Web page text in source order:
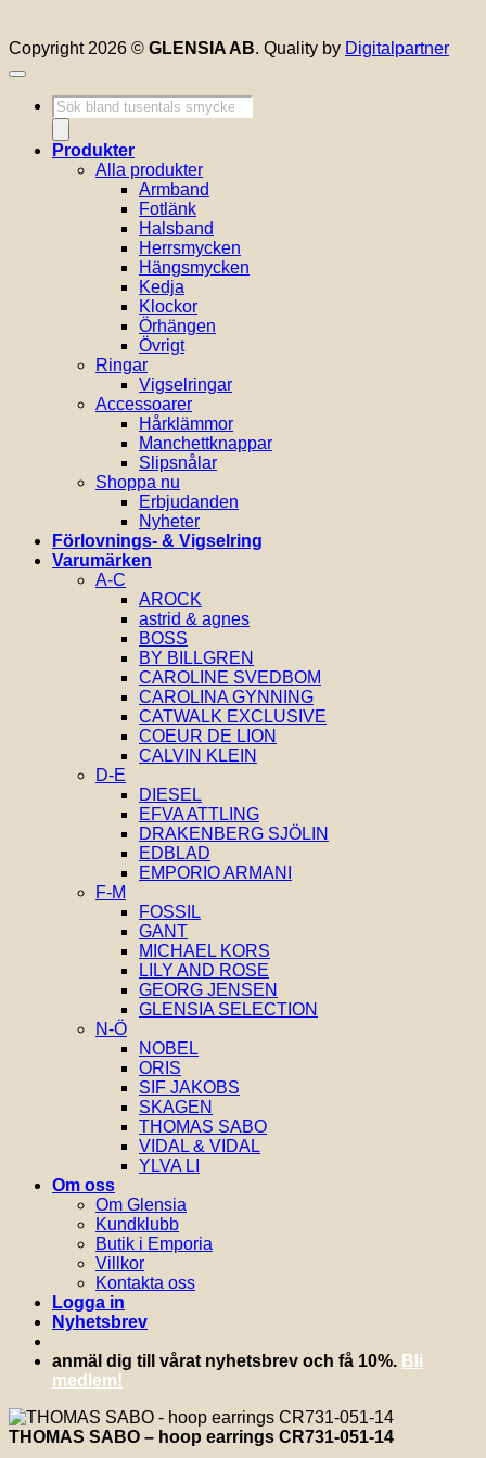
Copyright 2026 © GLENSIA AB. Quality by Digitalpartner
Produktsökning
Produkter
Alla produkter
Armband
Fotlänk
Halsband
Herrsmycken
Hängsmycken
Kedja
Klockor
Örhängen
Övrigt
Ringar
Vigselringar
Accessoarer
Hårklämmor
Manchettknappar
Slipsnålar
Shoppa nu
Erbjudanden
Nyheter
Förlovnings- & Vigselring
Varumärken
A-C
AROCK
astrid & agnes
BOSS
BY BILLGREN
CAROLINE SVEDBOM
CAROLINA GYNNING
CATWALK EXCLUSIVE
COEUR DE LION
CALVIN KLEIN
D-E
DIESEL
EFVA ATTLING
DRAKENBERG SJÖLIN
EDBLAD
EMPORIO ARMANI
F-M
FOSSIL
GANT
MICHAEL KORS
LILY AND ROSE
GEORG JENSEN
GLENSIA SELECTION
N-Ö
NOBEL
ORIS
SIF JAKOBS
SKAGEN
THOMAS SABO
VIDAL & VIDAL
YLVA LI
Om oss
Om Glensia
Kundklubb
Butik i Emporia
Villkor
Kontakta oss
Logga in
Nyhetsbrev
anmäl dig till vårat nyhetsbrev och få 10%. Bli
medlem!
THOMAS SABO – hoop earrings CR731-051-14